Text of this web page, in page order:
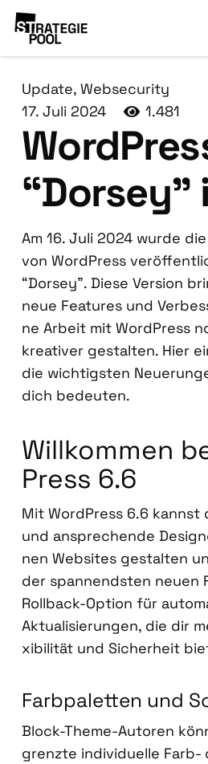
Update, Websecurity
17. Juli 2024
1.481
“Dor­sey”
Am 16. Juli 2024 wur­de
von Word­Press
“Dor­sey”. Die­se Ver­si­on
neue Fea­tures und
ne Arbeit mit Word­Press
krea­ti­ver gestal­ten. Hier
die wich­tigs­ten
dich bedeu­ten.
Will­kom­men
Press 6.6
Mit Word­Press 6.6 kannst
und anspre­chen­de
nen Web­sites gestal­ten
der span­nends­ten neu­en
Roll­back-Opti­on für
Aktua­li­sie­run­gen, die dir
xi­bi­li­tät und Sicher­heit
Farb­pa­let­ten und
Block-The­me-Autoren
grenz­te indi­vi­du­el­le Farb-